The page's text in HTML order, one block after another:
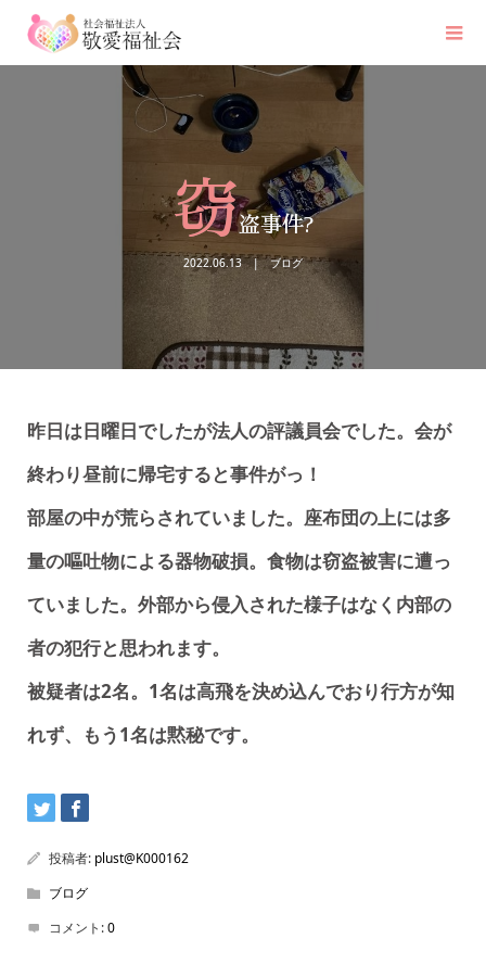
窃盗事件?
2022.06.13 ブログ
昨日は日曜日でしたが法人の評議員会でした。会が
終わり昼前に帰宅すると事件がっ！
部屋の中が荒らされていました。座布団の上には多
量の嘔吐物による器物破損。食物は窃盗被害に遭っ
ていました。外部から侵入された様子はなく内部の
者の犯行と思われます。
被疑者は2名。1名は高飛を決め込んでおり行方が知
れず、もう1名は黙秘です。
投稿者: plust@K000162
ブログ
コメント:0